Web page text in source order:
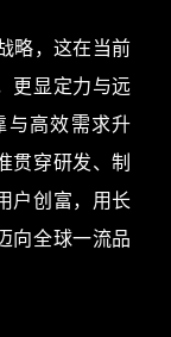
，这在当前
更显定力与远
与高效需求升
贯穿研发、制
户创富，用长
向全球一流品